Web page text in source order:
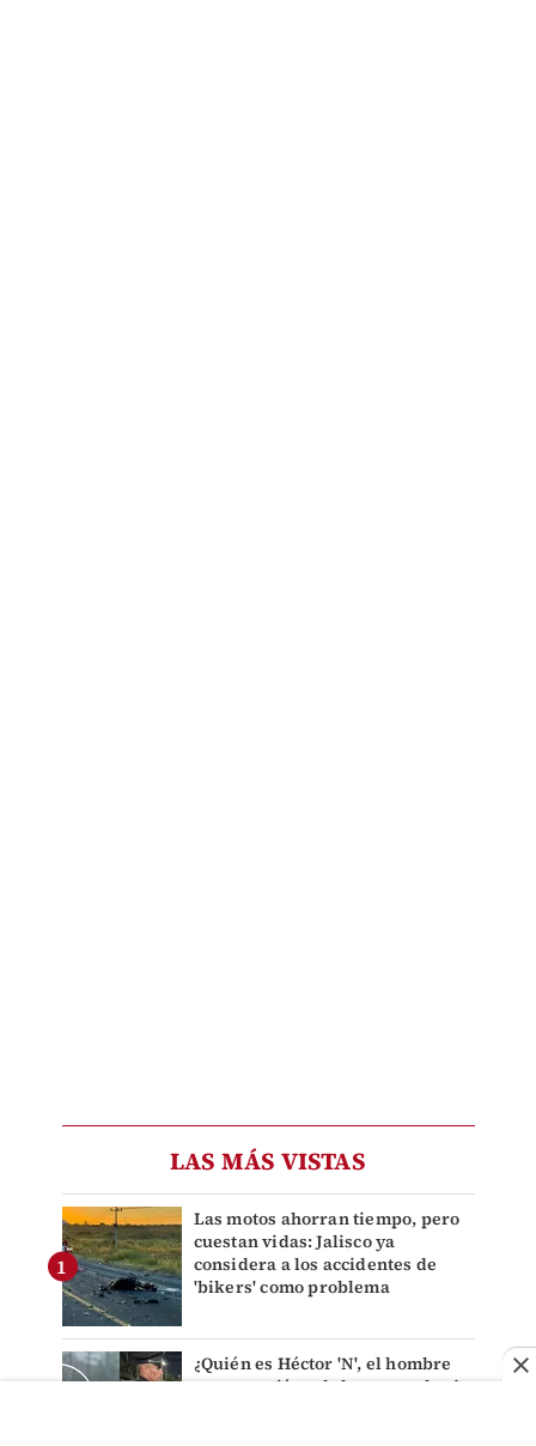
LAS MÁS VISTAS
Las motos ahorran tiempo, pero
cuestan vidas: Jalisco ya
considera a los accidentes de
'bikers' como problema
¿Quién es Héctor 'N', el hombre
que empujó a adulto mayor hacia